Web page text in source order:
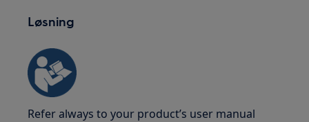
Løsning
Refer always to your product’s user manual